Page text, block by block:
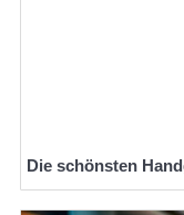
Die schönsten